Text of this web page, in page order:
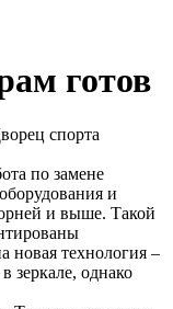
готов
спорта
по замене
и
и выше. Такой
новая технология –
зеркале, однако